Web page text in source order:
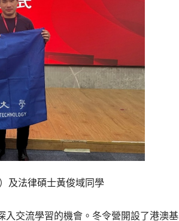
及法律碩士黃俊域同學
交流學習的機會。冬令營開設了港澳